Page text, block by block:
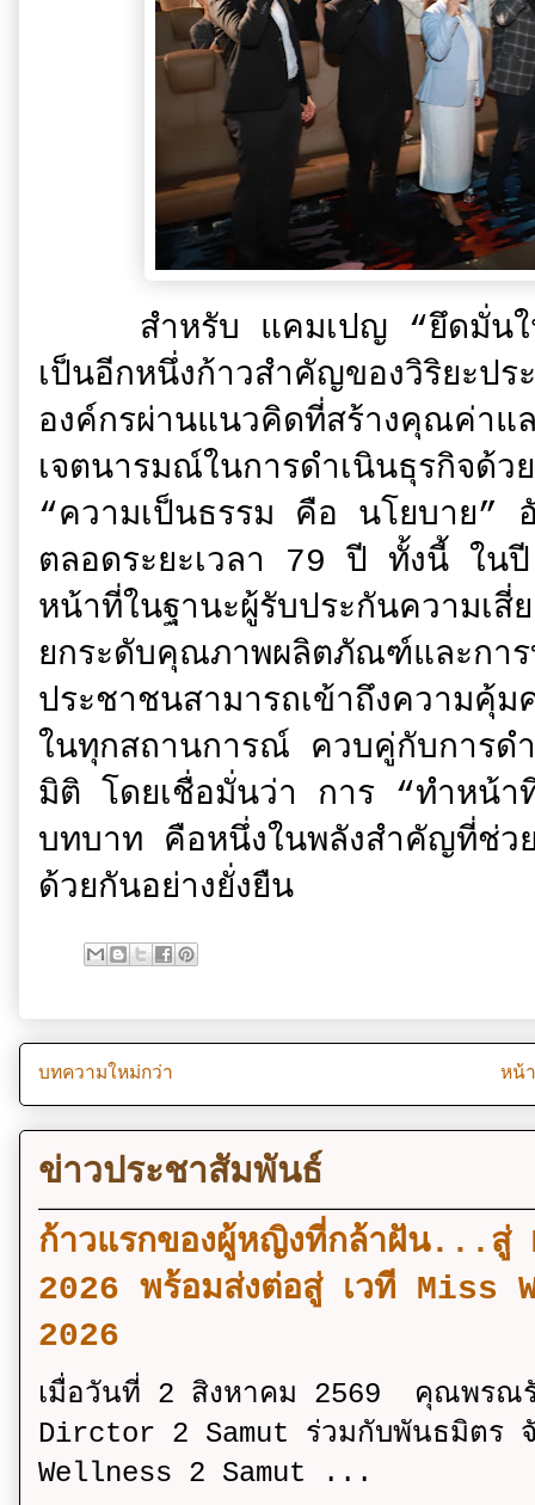
สำหรับ แคมเปญ “ยึดมั่นใน
เป็นอีกหนึ่งก้าวสำคัญของวิริยะป
องค์กรผ่านแนวคิดที่สร้างคุณค่าแ
เจตนารมณ์ในการดำเนินธุรกิจด้
“ความเป็นธรรม คือ นโยบาย”
ตลอดระยะเวลา 79 ปี ทั้งนี้ ใน
หน้าที่ในฐานะผู้รับประกันความเ
ยกระดับคุณภาพผลิตภัณฑ์และการ
ประชาชนสามารถเข้าถึงความคุ้ม
ในทุกสถานการณ์ ควบคู่กับการด
มิติ โดยเชื่อมั่นว่า การ “ทำหน้า
บทบาท คือหนึ่งในพลังสำคัญที่ช่วย
ด้วยกันอย่างยั่งยืน
บทความใหม่กว่า หน้
ข่าวประชาสัมพันธ์
ก้าวแรกของผู้หญิงที่กล้าฝัน...
2026 พร้อมส่งต่อสู่ เวที
2026
เมื่อวันที่ 2 สิงหาคม 2569 คุณพร
Dirctor 2 Samut ร่วมกับพันธมิตร จั
Wellness 2 Samut ...